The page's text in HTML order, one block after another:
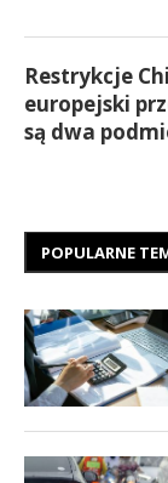
Restrykcje
europejski
są dwa
POPULARNE